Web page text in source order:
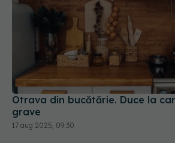
Otrava din bucătărie. Duce la
grave
17 aug 2025, 09:30